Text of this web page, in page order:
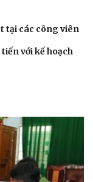
tại các công viên
với kế hoạch